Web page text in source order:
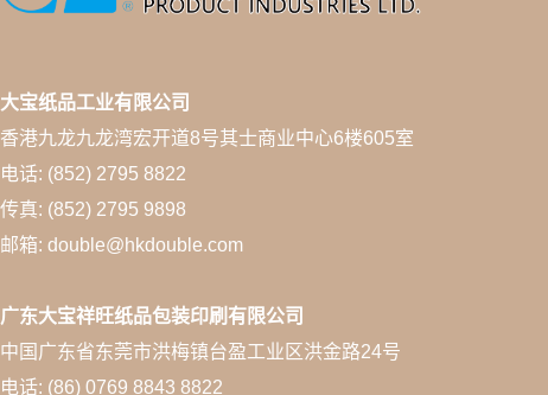
大宝纸品工业有限公司
香港九龙九龙湾宏开道8号其士商业中心6楼605室
电话: (852) 2795 8822
传真: (852) 2795 9898
邮箱: double@hkdouble.com
广东大宝祥旺纸品包装印刷有限公司
中国广东省东莞市洪梅镇台盈工业区洪金路24号
电话: (86) 0769 8843 8822